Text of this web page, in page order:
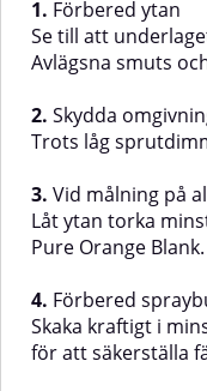
ca 25 cm avstånd från
ytan.Spraya i flera tunna
med 2–4 minuters
1. Förbered ytan
Se till att
Avlägsna smuts
2. Skydda
Trots låg
3. Vid målning på
Låt ytan torka
Pure Orange Blank.
4. Förbered
Skaka kraftigt i
för att säkerställa